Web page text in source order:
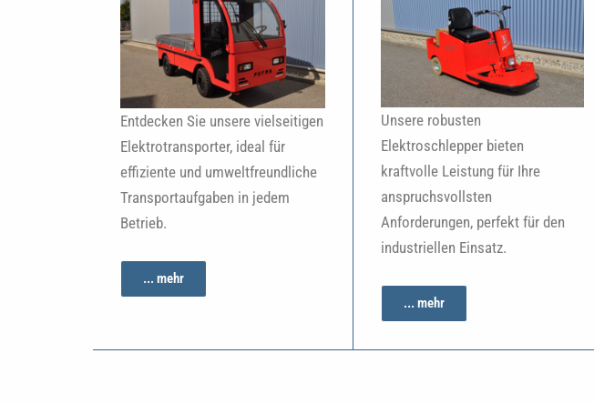
Entdecken Sie unsere vielseitigen
Elektrotransporter, ideal für
effiziente und umweltfreundliche
Transportaufgaben in jedem
Betrieb.
... mehr
Unsere robusten
Elektroschlepper bieten
kraftvolle Leistung für Ihre
anspruchsvollsten
Anforderungen, perfekt für den
industriellen Einsatz.
... mehr